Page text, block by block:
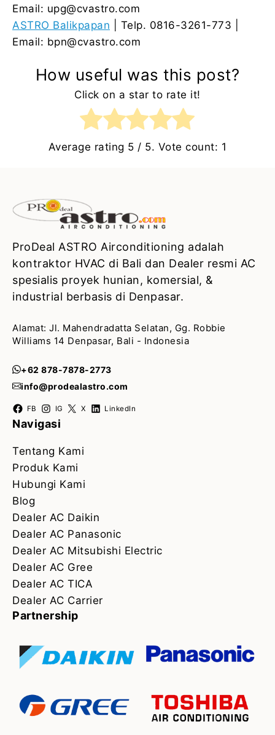
Email: upg@cvastro.com
ASTRO Balikpapan | Telp. 0816-3261-773 |
Email: bpn@cvastro.com
How useful was this post?
Click on a star to rate it!
Average rating 5 / 5. Vote count: 1
ProDeal ASTRO Airconditioning adalah
kontraktor HVAC di Bali dan Dealer resmi AC
spesialis proyek hunian, komersial, &
industrial berbasis di Denpasar.
Alamat: Jl. Mahendradatta Selatan, Gg. Robbie
Williams 14 Denpasar, Bali - Indonesia
+62 878-7878-2773
info@prodealastro.com
FB IG X LinkedIn
Navigasi
Tentang Kami
Produk Kami
Hubungi Kami
Blog
Dealer AC Daikin
Dealer AC Panasonic
Dealer AC Mitsubishi Electric
Dealer AC Gree
Dealer AC TICA
Dealer AC Carrier
Partnership